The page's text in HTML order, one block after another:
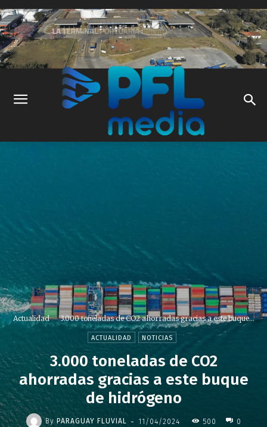
Actualidad 3.000 toneladas de CO2 ahorradas gracias a este buque...
ACTUALIDAD NOTICIAS
3.000 toneladas de CO2
ahorradas gracias a este buque
de hidrógeno
By PARAGUAY FLUVIAL - 11/04/2024 500 0